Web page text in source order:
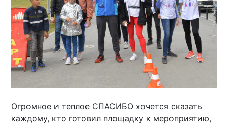
Огромное и теплое СПАСИБО хочется сказать
каждому, кто готовил площадку к мероприятию,